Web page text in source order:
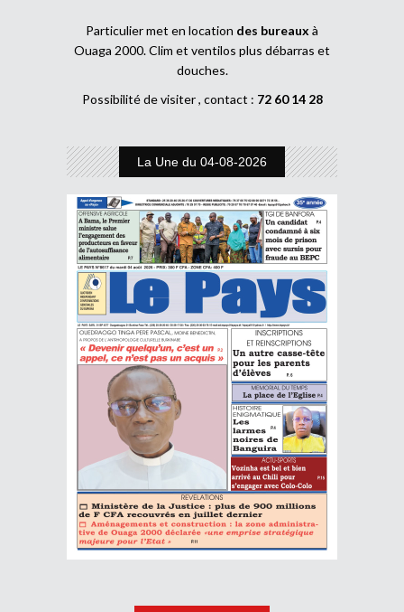
Particulier met en location des bureaux à
Ouaga 2000. Clim et ventilos plus débarras et
douches.
Possibilité de visiter , contact : 72 60 14 28
La Une du 04-08-2026